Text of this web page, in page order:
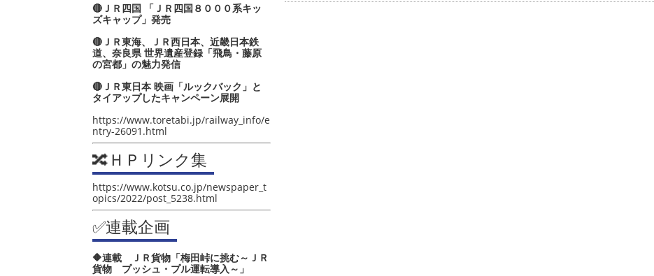
🔴ＪＲ四国 「ＪＲ四国８０００系キッ
ズキャップ」発売
🔴ＪＲ東海、ＪＲ西日本、近畿日本鉄
道、奈良県 世界遺産登録「飛鳥・藤原
の宮都」の魅力発信
🔴ＪＲ東日本 映画「ルックバック」と
タイアップしたキャンペーン展開
https://www.toretabi.jp/railway_info/e
ntry-26091.html
🔀ＨＰリンク集
https://www.kotsu.co.jp/newspaper_t
opics/2022/post_5238.html
✅連載企画
🔶連載 ＪＲ貨物「梅田峠に挑む～ＪＲ
貨物 プッシュ・プル運転導入～」